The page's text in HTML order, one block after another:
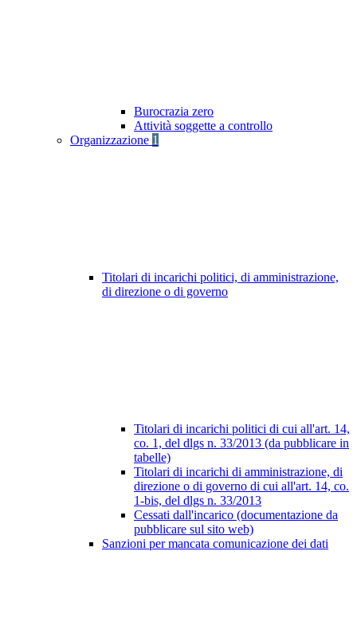
Burocrazia zero
Attività soggette a controllo
Organizzazione 1
Titolari di incarichi politici, di amministrazione,
di direzione o di governo
Titolari di incarichi politici di cui all'art. 14,
co. 1, del dlgs n. 33/2013 (da pubblicare in
tabelle)
Titolari di incarichi di amministrazione, di
direzione o di governo di cui all'art. 14, co.
1-bis, del dlgs n. 33/2013
Cessati dall'incarico (documentazione da
pubblicare sul sito web)
Sanzioni per mancata comunicazione dei dati